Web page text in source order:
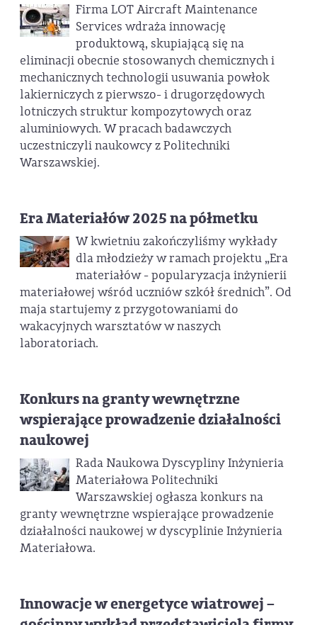
Firma LOT Aircraft Maintenance
Services wdraża innowację
produktową, skupiającą się na
eliminacji obecnie stosowanych chemicznych i
mechanicznych technologii usuwania powłok
lakierniczych z pierwszo- i drugorzędowych
lotniczych struktur kompozytowych oraz
aluminiowych. W pracach badawczych
uczestniczyli naukowcy z Politechniki
Warszawskiej.
Era Materiałów 2025 na półmetku
W kwietniu zakończyliśmy wykłady
dla młodzieży w ramach projektu „Era
materiałów - popularyzacja inżynierii
materiałowej wśród uczniów szkół średnich”. Od
maja startujemy z przygotowaniami do
wakacyjnych warsztatów w naszych
laboratoriach.
Konkurs na granty wewnętrzne
wspierające prowadzenie działalności
naukowej
Rada Naukowa Dyscypliny Inżynieria
Materiałowa Politechniki
Warszawskiej ogłasza konkurs na
granty wewnętrzne wspierające prowadzenie
działalności naukowej w dyscyplinie Inżynieria
Materiałowa.
Innowacje w energetyce wiatrowej –